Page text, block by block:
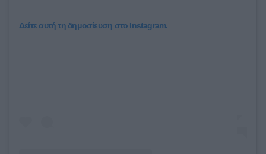
Δείτε αυτή τη δημοσίευση στο Instagram.